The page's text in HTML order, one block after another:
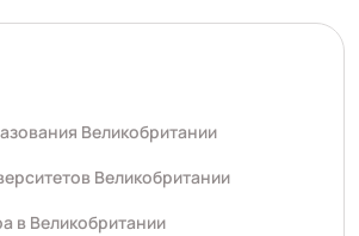
Великобритании
Великобритании
в Великобритании